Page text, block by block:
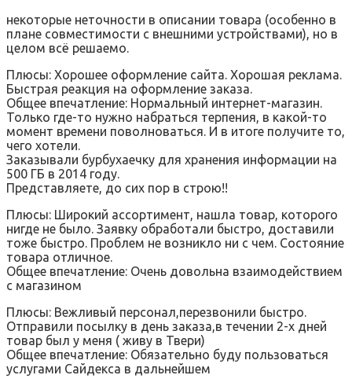
некоторые неточности в описании товара (особенно в
плане совместимости с внешними устройствами), но в
целом всё решаемо.
Плюсы: Хорошее оформление сайта. Хорошая реклама.
Быстрая реакция на оформление заказа.
Общее впечатление: Нормальный интернет-магазин.
Только где-то нужно набраться терпения, в какой-то
момент времени поволноваться. И в итоге получите то,
чего хотели.
Заказывали бурбухаечку для хранения информации на
500 ГБ в 2014 году.
Представляете, до сих пор в строю!!
Плюсы: Широкий ассортимент, нашла товар, которого
нигде не было. Заявку обработали быстро, доставили
тоже быстро. Проблем не возникло ни с чем. Состояние
товара отличное.
Общее впечатление: Очень довольна взаимодействием
с магазином
Плюсы: Вежливый персонал,перезвонили быстро.
Отправили посылку в день заказа,в течении 2-х дней
товар был у меня ( живу в Твери)
Общее впечатление: Обязательно буду пользоваться
услугами Сайдекса в дальнейшем